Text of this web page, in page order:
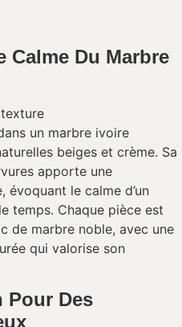
Calme Du Marbre
un marbre ivoire
beiges et crème. Sa
apporte une
évoquant le calme d’un
temps. Chaque pièce est
de marbre noble, avec une
qui valorise son
Pour Des